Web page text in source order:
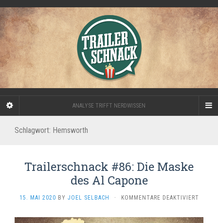
ANALYSE TRIFFT NERDWISSEN
Schlagwort: Hemsworth
Trailerschnack #86: Die Maske
des Al Capone
15. MAI 2020 BY JOEL SELBACH · KOMMENTARE DEAKTIVIERT
#86: